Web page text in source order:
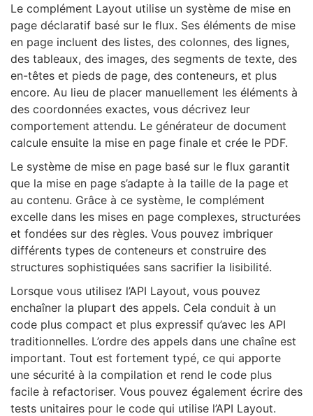
Le complément Layout utilise un système de mise en
page déclaratif basé sur le flux. Ses éléments de mise
en page incluent des listes, des colonnes, des lignes,
des tableaux, des images, des segments de texte, des
en-têtes et pieds de page, des conteneurs, et plus
encore. Au lieu de placer manuellement les éléments à
des coordonnées exactes, vous décrivez leur
comportement attendu. Le générateur de document
calcule ensuite la mise en page finale et crée le PDF.
Le système de mise en page basé sur le flux garantit
que la mise en page s’adapte à la taille de la page et
au contenu. Grâce à ce système, le complément
excelle dans les mises en page complexes, structurées
et fondées sur des règles. Vous pouvez imbriquer
différents types de conteneurs et construire des
structures sophistiquées sans sacrifier la lisibilité.
Lorsque vous utilisez l’API Layout, vous pouvez
enchaîner la plupart des appels. Cela conduit à un
code plus compact et plus expressif qu’avec les API
traditionnelles. L’ordre des appels dans une chaîne est
important. Tout est fortement typé, ce qui apporte
une sécurité à la compilation et rend le code plus
facile à refactoriser. Vous pouvez également écrire des
tests unitaires pour le code qui utilise l’API Layout.